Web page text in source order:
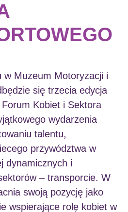
w Muzeum Motoryzacji i
się trzecia edycja
Kobiet i Sektora
wydarzenia
talentu,
przywództwa w
dynamicznych i
– transporcie. W
swoją pozycję jako
wspierające rolę kobiet w